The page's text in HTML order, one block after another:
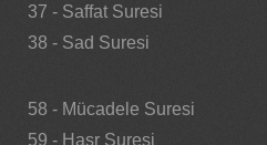
37 - Saffat Suresi
38 - Sad Suresi
58 - Mücadele Suresi
59 - Haşr Suresi